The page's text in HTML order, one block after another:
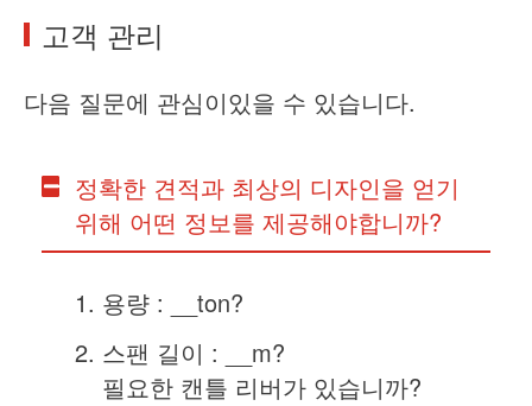
고객 관리
다음 질문에 관심이있을 수 있습니다.
정확한 견적과 최상의 디자인을 얻기
위해 어떤 정보를 제공해야합니까?
용량 : __ton?
스팬 길이 : __m?
필요한 캔틀 리버가 있습니까?